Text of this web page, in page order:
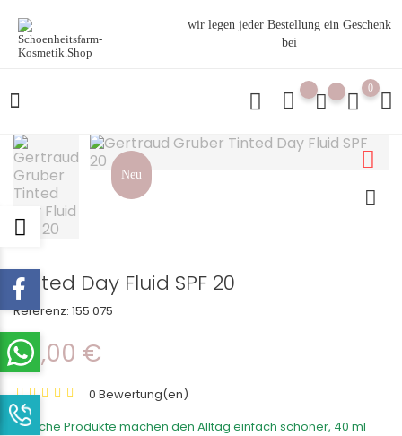
wir legen jeder Bestellung ein Geschenk
bei
0
Neu
Tinted Day Fluid SPF 20
Referenz: 155 075
29,00 €
0 Bewertung(en)
Manche Produkte machen den Alltag einfach schöner, 40 ml